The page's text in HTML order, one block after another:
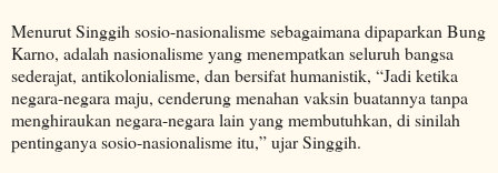
Menurut Singgih sosio-nasionalisme sebagaimana dipaparkan Bung
Karno, adalah nasionalisme yang menempatkan seluruh bangsa
sederajat, antikolonialisme, dan bersifat humanistik, “Jadi ketika
negara-negara maju, cenderung menahan vaksin buatannya tanpa
menghiraukan negara-negara lain yang membutuhkan, di sinilah
pentinganya sosio-nasionalisme itu,” ujar Singgih.